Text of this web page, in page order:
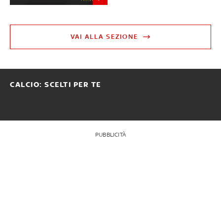
VAI ALLA SEZIONE
CALCIO: SCELTI PER TE
PUBBLICITÀ